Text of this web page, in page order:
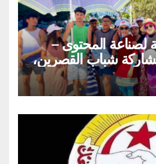
لصناعة المحتوى –
شباب القصرين،